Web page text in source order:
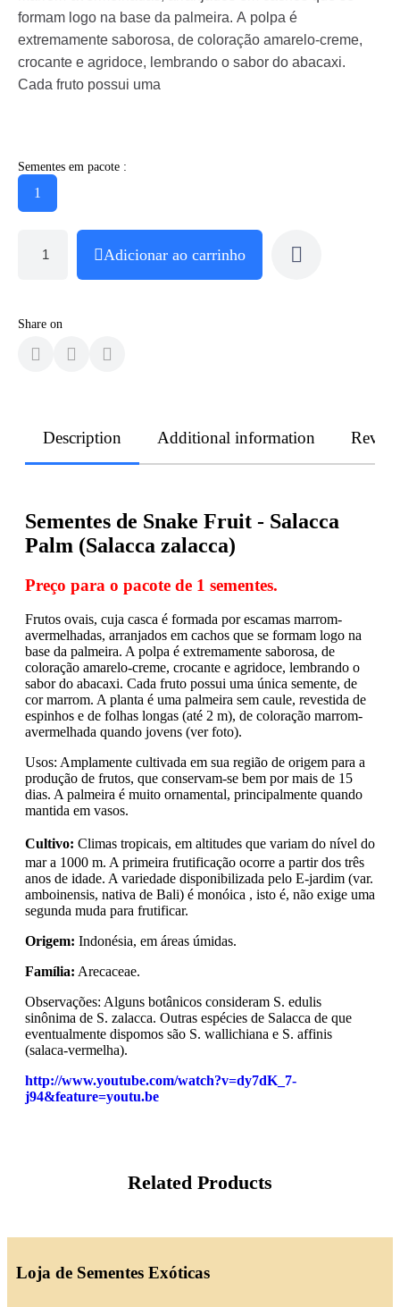
formam logo na base da palmeira. A polpa é
extremamente saborosa, de coloração amarelo-creme,
crocante e agridoce, lembrando o sabor do abacaxi.
Cada fruto possui uma
Sementes em pacote :
1
Adicionar ao carrinho
Share on
Description Additional information
Sementes de Snake Fruit - Salacca
Palm (Salacca zalacca)
Preço para o pacote de 1 sementes.
Frutos ovais, cuja casca é formada por escamas marrom-
avermelhadas, arranjados em cachos que se formam logo na
base da palmeira. A polpa é extremamente saborosa, de
coloração amarelo-creme, crocante e agridoce, lembrando o
sabor do abacaxi. Cada fruto possui uma única semente, de
cor marrom. A planta é uma palmeira sem caule, revestida de
espinhos e de folhas longas (até 2 m), de coloração marrom-
avermelhada quando jovens (ver foto).
Usos: Amplamente cultivada em sua região de origem para a
produção de frutos, que conservam-se bem por mais de 15
dias. A palmeira é muito ornamental, principalmente quando
mantida em vasos.
Cultivo: Climas tropicais, em altitudes que variam do nível do
mar a 1000 m. A primeira frutificação ocorre a partir dos três
anos de idade. A variedade disponibilizada pelo E-jardim (var.
amboinensis, nativa de Bali) é monóica , isto é, não exige uma
segunda muda para frutificar.
Origem: Indonésia, em áreas úmidas.
Família: Arecaceae.
Observações: Alguns botânicos consideram S. edulis
sinônima de S. zalacca. Outras espécies de Salacca de que
eventualmente dispomos são S. wallichiana e S. affinis
(salaca-vermelha).
http://www.youtube.com/watch?v=dy7dK_7-
j94&feature=youtu.be
Related Products
Loja de Sementes Exóticas